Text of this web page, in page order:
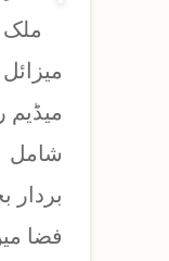
ملک
میڈیم
فضا